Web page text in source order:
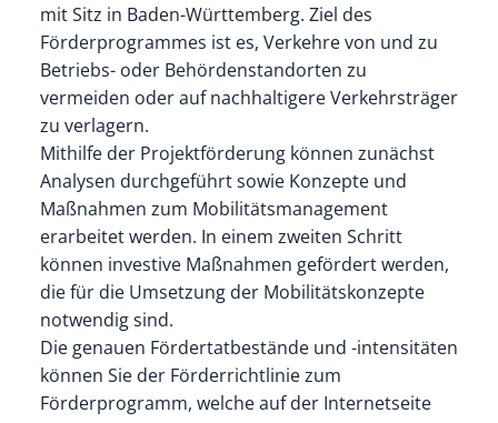
mit Sitz in Baden-Württemberg. Ziel des
Förderprogrammes ist es, Verkehre von und zu
Betriebs- oder Behördenstandorten zu
vermeiden oder auf nachhaltigere Verkehrsträger
zu verlagern.
Mithilfe der Projektförderung können zunächst
Analysen durchgeführt sowie Konzepte und
Maßnahmen zum Mobilitätsmanagement
erarbeitet werden. In einem zweiten Schritt
können investive Maßnahmen gefördert werden,
die für die Umsetzung der Mobilitätskonzepte
notwendig sind.
Die genauen Fördertatbestände und -intensitäten
können Sie der Förderrichtlinie zum
Förderprogramm, welche auf der Internetseite